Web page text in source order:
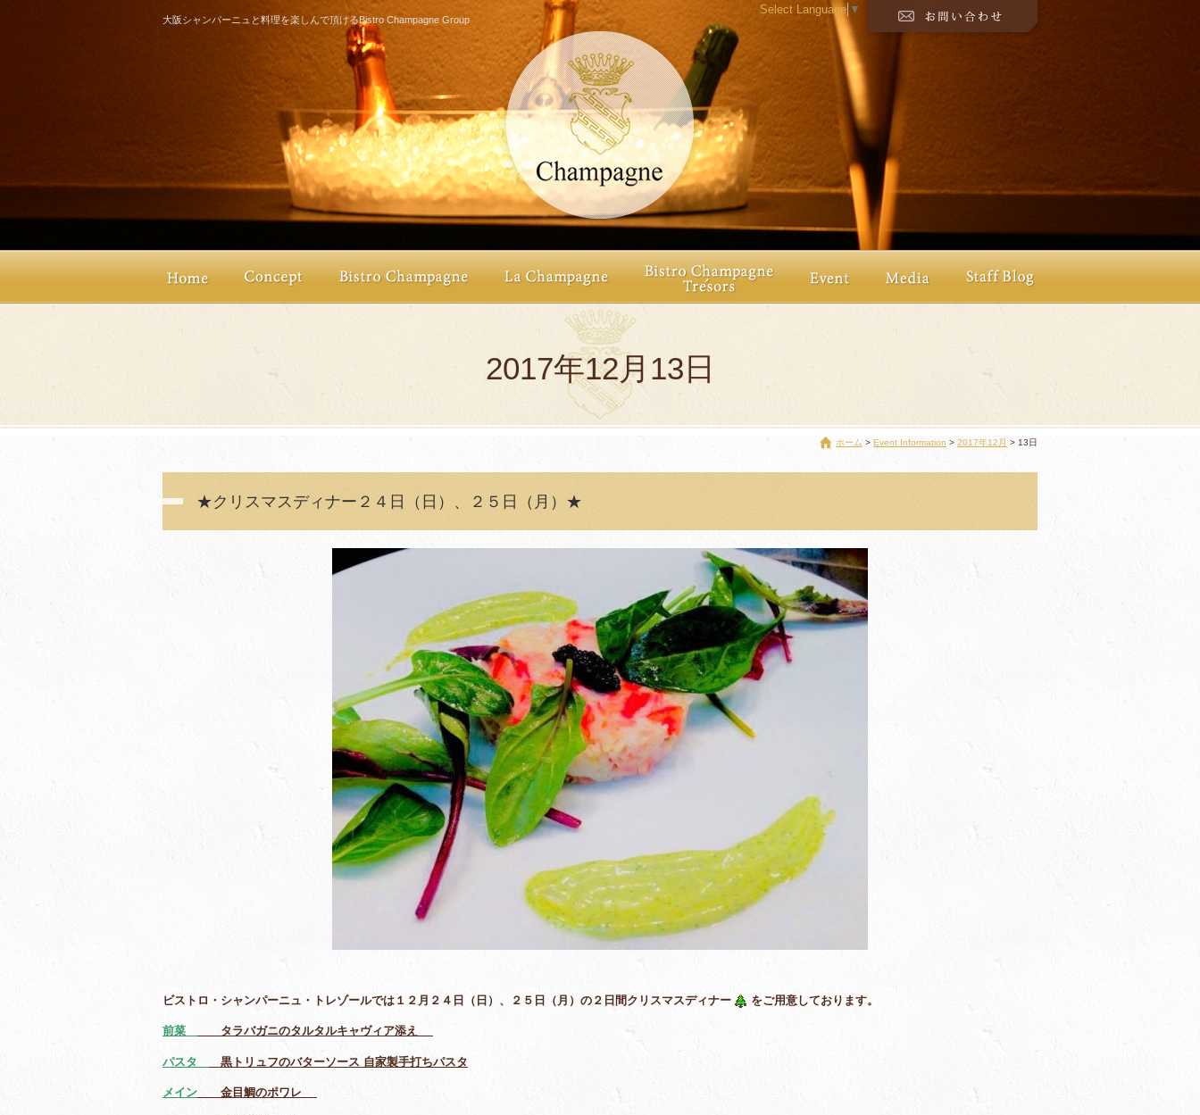
大阪シャンパーニュと料理を楽しんで頂けるBistro Champagne Group
Select Language ▼
2017年12月13日
ホーム Event Information 2017年12月 13日
★クリスマスディナー２４日（日）、２５日（月）★
ビストロ・シャンパーニュ・トレゾールでは１２月２４日（日）、２５日（月）の２日間クリスマスディナー をご用意しております。
前菜 タラバガニのタルタルキャヴィア添え
パスタ 黒トリュフのバターソース 自家製手打ちパスタ
メイン 金目鯛のポワレ